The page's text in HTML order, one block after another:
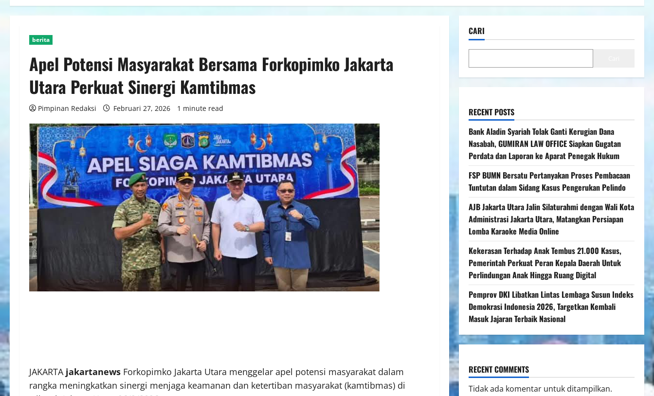
berita
Apel Potensi Masyarakat Bersama Forkopimko Jakarta
Utara Perkuat Sinergi Kamtibmas
Pimpinan Redaksi Februari 27, 2026 1 minute read
JAKARTA jakartanews Forkopimko Jakarta Utara menggelar apel potensi masyarakat dalam
rangka meningkatkan sinergi menjaga keamanan dan ketertiban masyarakat (kamtibmas) di
CARI
RECENT POSTS
Bank Aladin Syariah Tolak Ganti Kerugian Dana
Nasabah, GUMIRAN LAW OFFICE Siapkan Gugatan
Perdata dan Laporan ke Aparat Penegak Hukum
FSP BUMN Bersatu Pertanyakan Proses Pembacaan
Tuntutan dalam Sidang Kasus Pengerukan Pelindo
AJB Jakarta Utara Jalin Silaturahmi dengan Wali Kota
Administrasi Jakarta Utara, Matangkan Persiapan
Lomba Karaoke Media Online
Kekerasan Terhadap Anak Tembus 21.000 Kasus,
Pemerintah Perkuat Peran Kepala Daerah Untuk
Perlindungan Anak Hingga Ruang Digital
Pemprov DKI Libatkan Lintas Lembaga Susun Indeks
Demokrasi Indonesia 2026, Targetkan Kembali
Masuk Jajaran Terbaik Nasional
RECENT COMMENTS
Tidak ada komentar untuk ditampilkan.